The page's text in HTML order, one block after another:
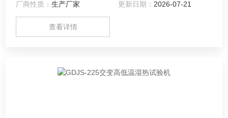
GJB150.4低温试验等国家标准。
厂商性质：生产厂家 更新日期： 2026-07-21
查看详情